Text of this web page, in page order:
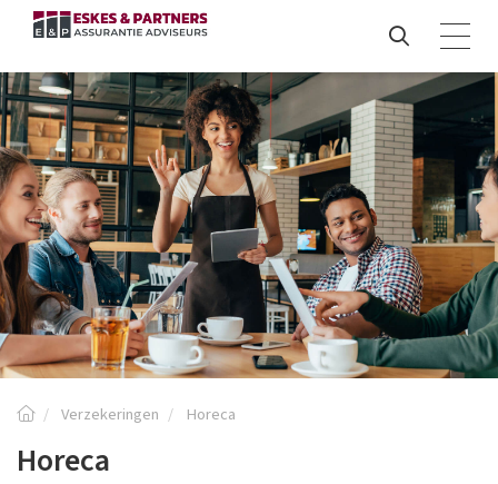
Verzekeringen Horeca
Horeca